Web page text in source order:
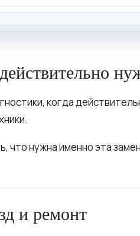
когда
что нужна именно эта
и ремонт